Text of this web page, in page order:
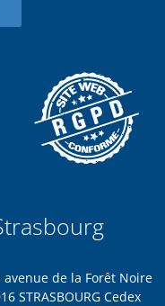
avenue de la Forêt Noire
STRASBOURG Cedex